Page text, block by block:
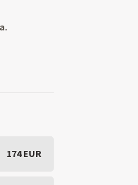
174 EUR